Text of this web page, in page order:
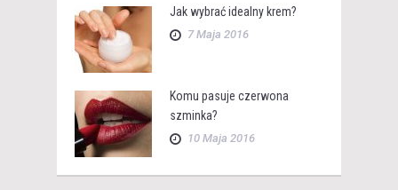
Jak wybrać idealny krem?
7 Maja 2016
Komu pasuje czerwona
szminka?
10 Maja 2016